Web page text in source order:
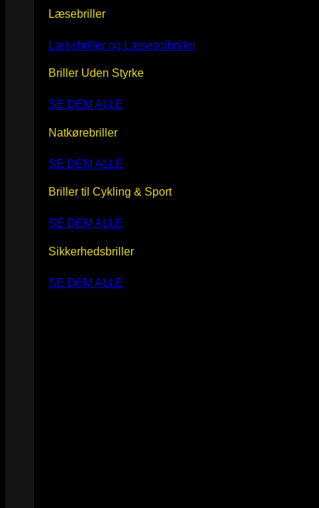
Læsebriller
Læsebriller og Læsesolbriller
Briller Uden Styrke
SE DEM ALLE
Natkørebriller
SE DEM ALLE
Briller til Cykling & Sport
SE DEM ALLE
Sikkerhedsbriller
SE DEM ALLE